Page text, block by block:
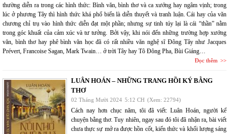
thường diễn ra trong các hình thức: Bình văn, bình thơ và ca xướng hay ngâm vịnh; trong
lúc ở phương Tây thì hình thức khá phổ biến là diễn thuyết và tranh luận. Cái hay của văn
chương chỉ trụ vào hình thức diễn đạt một phần; nhưng sự tinh túy lại là cái “thần” nằm
trong góc khuất của cảm xúc và tư tưởng. Bởi vậy, khi nói đến những trường hợp xướng
văn, bình thơ hay phê bình văn học đã có rất nhiều văn nghệ sĩ Đông Tây như Jacques
Prévert, Francoise Sagan, Mark Twain… ở trời Tây hay Tô Đông Pha, Bùi Giáng…
Đọc thêm
LUÂN HOÁN – NHỮNG TRANG HỒI KÝ BẰNG
THƠ
02 Tháng Mười 2024 5:12 CH (Xem: 22794)
Cách nay hơn chục năm, tôi đã viết: Luân Hoán, người kể
chuyện bằng thơ. Tuy nhiên, ngay sau đó tôi đã nhận ra, bài viết
chưa thực sự mở ra được hồn cốt, kiến thức và khối lượng sáng